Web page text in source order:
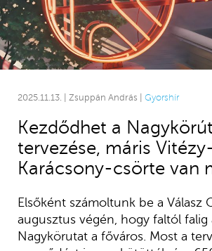
2025.11.13. | Zsuppán András | Gyorshír
Kezdődhet a Nagykörút
tervezése, máris
Karácsony-csörte van
Elsőként számoltunk be a Válasz
augusztus végén, hogy faltól falig
Nagykörutat a főváros. Most a